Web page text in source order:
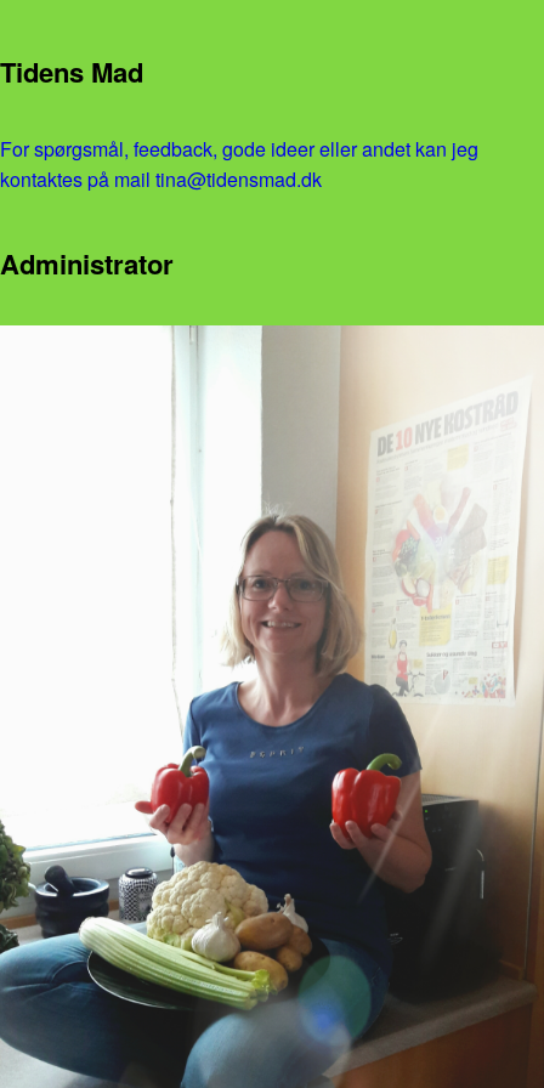
Tidens Mad
For spørgsmål, feedback, gode ideer eller andet kan jeg
kontaktes på mail tina@tidensmad.dk
Administrator